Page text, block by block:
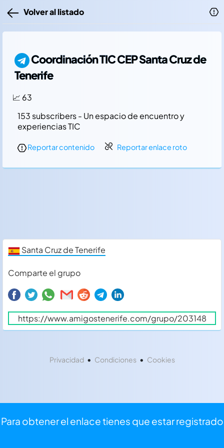
Volver al listado
Coordinación TIC CEP Santa Cruz de
Tenerife
📈 63
153 subscribers - Un espacio de encuentro y
experiencias TIC
Para obtener el enlace tienes que estar registrado
Reportar contenido Reportar enlace roto
Santa Cruz de Tenerife
Comparte el grupo
Privacidad• Condiciones• Cookies